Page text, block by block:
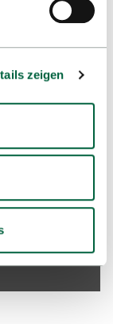
zeigen
Sprache